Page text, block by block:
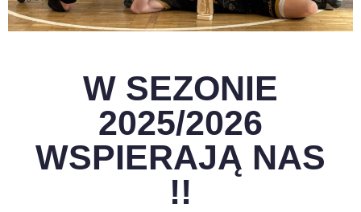
W SEZONIE
2025/2026
WSPIERAJĄ NAS
!!